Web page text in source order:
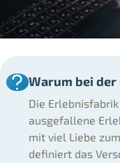
Warum bei
Die
ausgefallene
mit viel Liebe
definiert das